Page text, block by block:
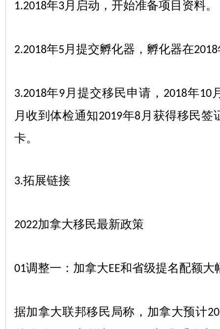
1.2018年3月启动，开始准备项目资料。
2.2018年5 月提交孵化器，孵化器在2018
3.2018年9 月提交移民申请， 2018年10
月收到体检通知2019年8 月获得移民签
卡。
3.拓展链接
2022加拿大移民最新政策
01调整一：加拿大EE和省级提名配额大
据加拿大联邦移民局称，加拿大预计